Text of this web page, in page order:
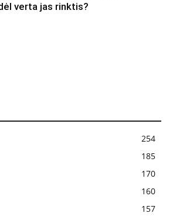
verta jas rinktis?
254
185
170
160
157